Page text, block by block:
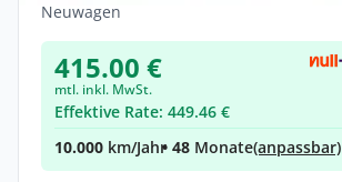
Neuwagen
415.00 €
mtl. inkl. MwSt.
Effektive Rate: 449.46 €
10.000 km/Jahr• 48 Monate(anpassbar)